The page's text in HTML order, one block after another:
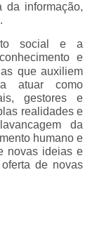
da informação,
social e a
e
que auxiliem
atuar como
gestores e
realidades e
da
humano e
novas ideias e
de novas